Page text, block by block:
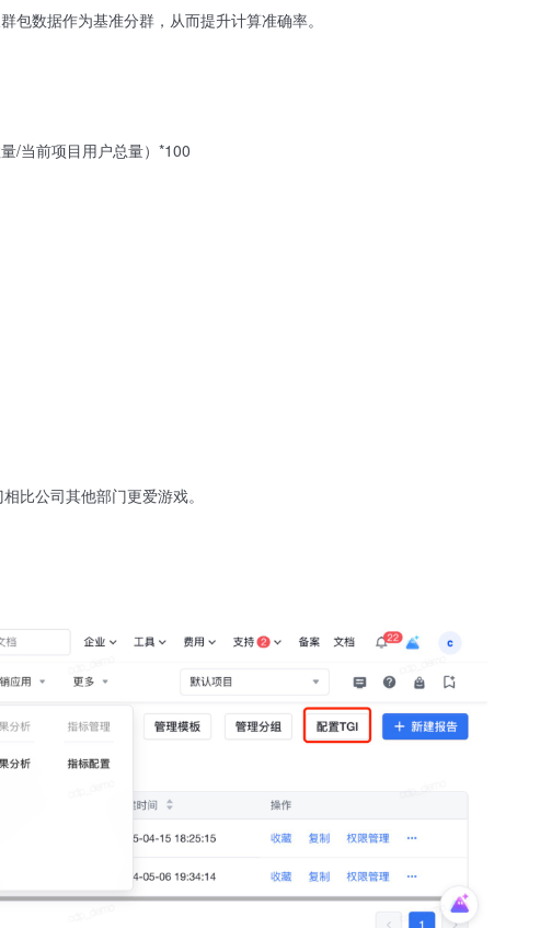
包数据作为基准分群，从而提升计算准确率。
/当前项目用户总量）*100
比公司其他部门更爱游戏。